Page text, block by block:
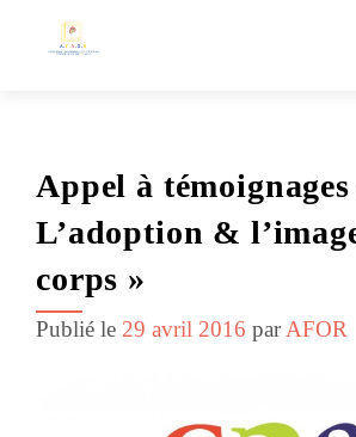
Appel à
L’adoption &
corps »
Publié le 29 avril 2016 parAFOR